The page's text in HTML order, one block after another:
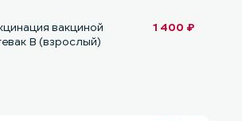
вакциной
В (взрослый)
1 400 ₽